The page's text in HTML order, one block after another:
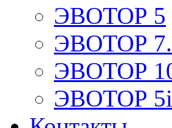
ЭВОТОР 5
ЭВОТОР
ЭВОТОР
ЭВОТОР 5i